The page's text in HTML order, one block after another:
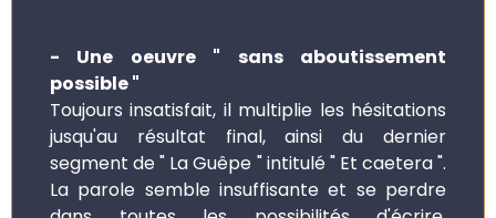
- Une oeuvre " sans aboutissement
possible "
Toujours insatisfait, il multiplie les hésitations
jusqu'au résultat final, ainsi du dernier
segment de " La Guêpe " intitulé " Et caetera ".
La parole semble insuffisante et se perdre